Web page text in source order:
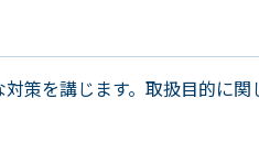
策を講じます。取扱目的に